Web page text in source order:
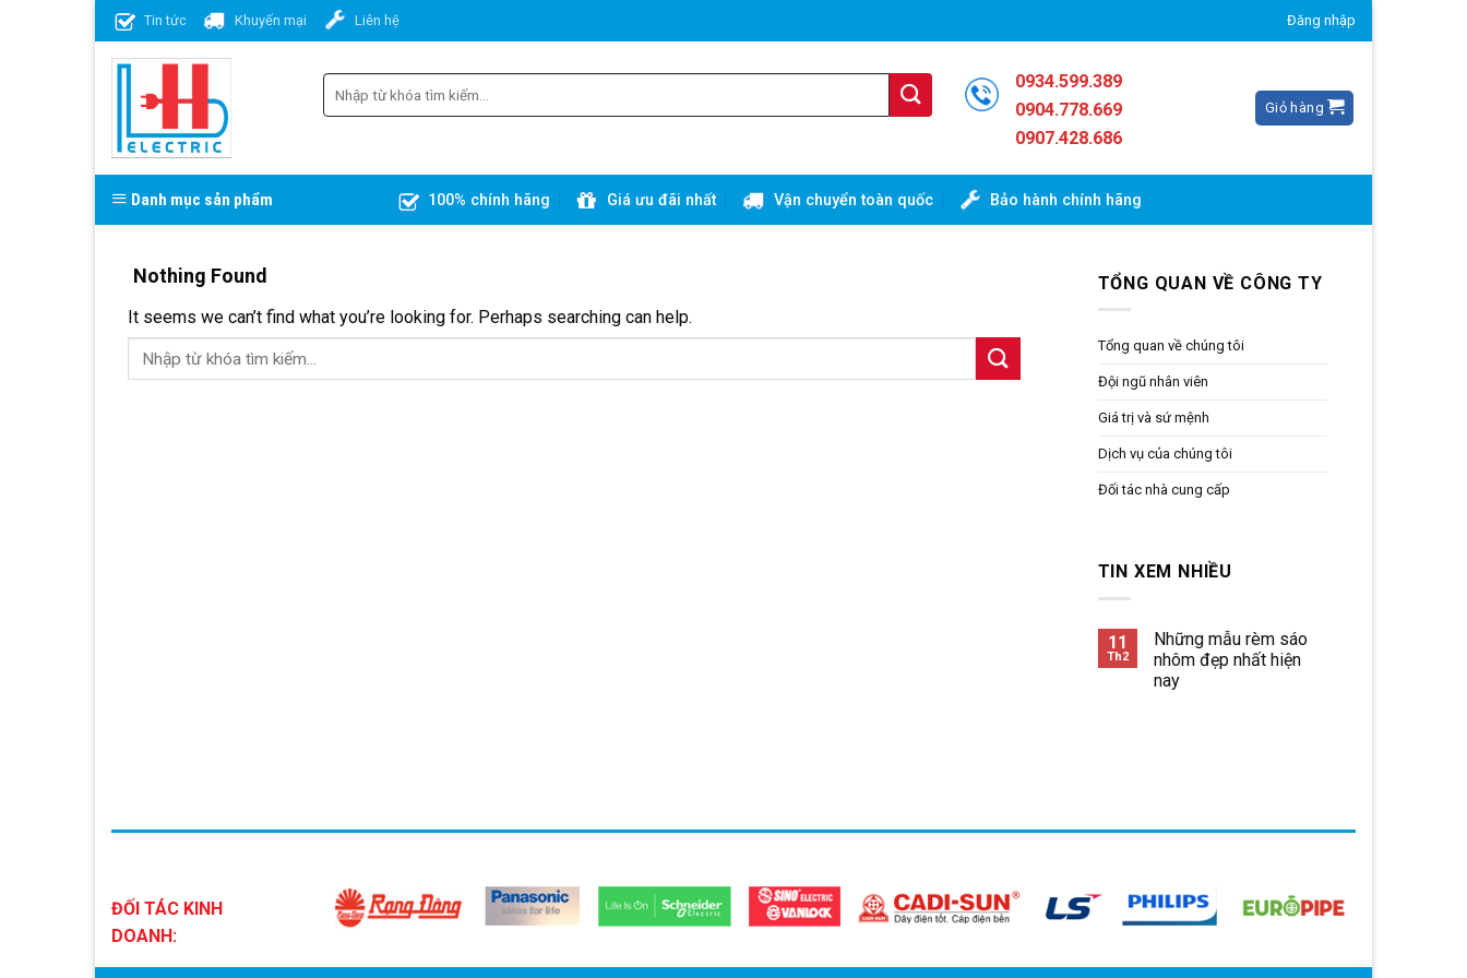
Skip
to
content
Tin tức Khuyến mại Liên hệ Đăng nhập
0934.599.389
0904.778.669
0907.428.686
Giỏ hàng
Danh mục sản phẩm 100% chính hãng Giá ưu đãi nhất Vận chuyển toàn quốc Bảo hành chính hãng
Nothing Found
It seems we can’t find what you’re looking for. Perhaps searching can help.
TỔNG QUAN VỀ CÔNG TY
Tổng quan về chúng tôi
Đội ngũ nhân viên
Giá trị và sứ mệnh
Dịch vụ của chúng tôi
Đối tác nhà cung cấp
TIN XEM NHIỀU
11
Th2
Những mẫu rèm sáo
nhôm đẹp nhất hiện
nay
ĐỐI TÁC KINH
DOANH: